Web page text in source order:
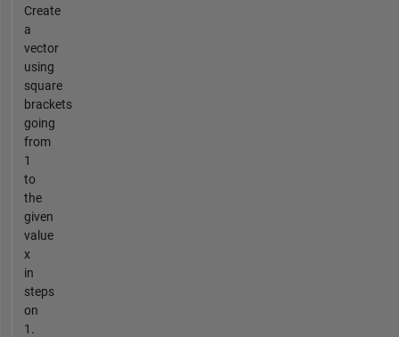
Create
a
vector
using
square
brackets
going
from
1
to
the
given
value
x
in
steps
on
1.